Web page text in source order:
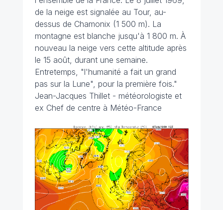
de la neige est signalée au Tour, au-
dessus de Chamonix (1 500 m). La
montagne est blanche jusqu'à 1 800 m. À
nouveau la neige vers cette altitude après
le 15 août, durant une semaine.
Entretemps, "l'humanité a fait un grand
pas sur la Lune", pour la première fois."
Jean-Jacques Thillet - météorologiste et
ex Chef de centre à Météo-France